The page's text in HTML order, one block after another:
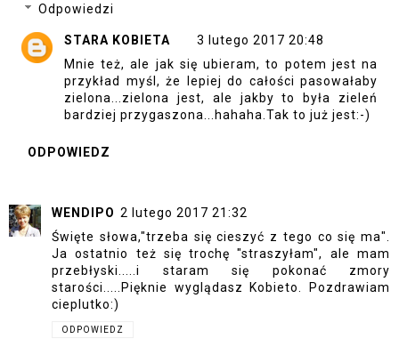
Odpowiedzi
STARA KOBIETA
3 lutego 2017 20:48
Mnie też, ale jak się ubieram, to potem jest na
przykład myśl, że lepiej do całości pasowałaby
zielona...zielona jest, ale jakby to była zieleń
bardziej przygaszona...hahaha.Tak to już jest:-)
ODPOWIEDZ
WENDIPO 2 lutego 2017 21:32
Święte słowa,"trzeba się cieszyć z tego co się ma".
Ja ostatnio też się trochę "straszyłam", ale mam
przebłyski.....i staram się pokonać zmory
starości.....Pięknie wyglądasz Kobieto. Pozdrawiam
cieplutko:)
ODPOWIEDZ